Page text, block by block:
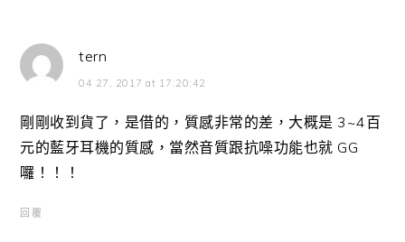
tern
04 27, 2017 at 17:20:42
剛剛收到貨了，是借的，質感非常的差，大概是 3~4百
元的藍牙耳機的質感，當然音質跟抗噪功能也就 GG
囉！！！
回覆